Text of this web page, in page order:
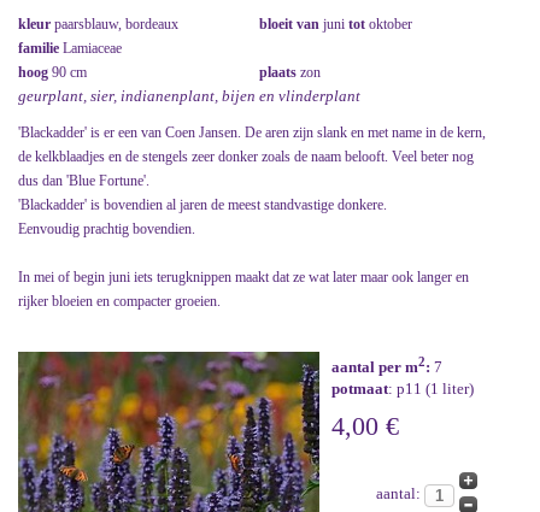
kleur paarsblauw, bordeaux bloeit van juni tot oktober
familie Lamiaceae
hoog 90 cm plaats zon
geurplant, sier, indianenplant, bijen en vlinderplant
'Blackadder' is er een van Coen Jansen. De aren zijn slank en met name in de kern,
de kelkblaadjes en de stengels zeer donker zoals de naam belooft. Veel beter nog
dus dan 'Blue Fortune'.
'Blackadder' is bovendien al jaren de meest standvastige donkere.
Eenvoudig prachtig bovendien.
In mei of begin juni iets terugknippen maakt dat ze wat later maar ook langer en
rijker bloeien en compacter groeien.
aantal per m2: 7
potmaat: p11 (1 liter)
4,00 €
aantal: